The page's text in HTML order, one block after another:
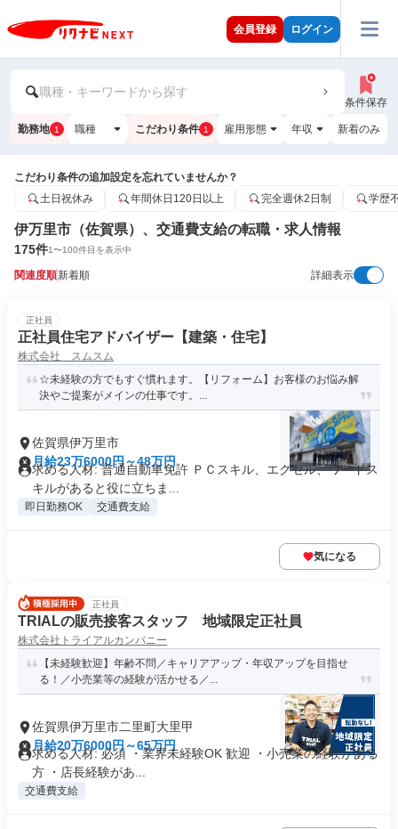
会員登録 ログイン
職種・キーワードから探す
条件保存
勤務地 1 職種 こだわり条件 1 雇用形態 年収 新着のみ
こだわり条件の追加設定を忘れていませんか？
土日祝休み
年間休日120日以上 完全週休2日制 学歴
伊万里市（佐賀県）、交通費支給の転職・求人情報
175件1〜100件目を表示中
関連度順新着順 詳細表示
正社員
正社員住宅アドバイザー【建築・住宅】
株式会社 スムスム
☆未経験の方でもすぐ慣れます。【リフォーム】お客様のお悩み解
決やご提案がメインの仕事です。...
佐賀県伊万里市
月給23万6000円～48万円
求める人材: 普通自動車免許 ＰＣスキル、エクセル、ワードス
キルがあると役に立ちま...
即日勤務OK 交通費支給
気になる
正社員
TRIALの販売接客スタッフ 地域限定正社員
株式会社トライアルカンパニー
【未経験歓迎】年齢不問／キャリアアップ・年収アップを目指せ
る！／小売業等の経験が活かせる／...
佐賀県伊万里市二里町大里甲
月給20万6000円～65万円
求める人材: 必須 ・業界未経験OK 歓迎 ・小売業の経験がある
方 ・店長経験があ...
交通費支給